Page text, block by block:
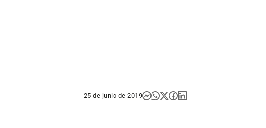
25 de junio de 2019